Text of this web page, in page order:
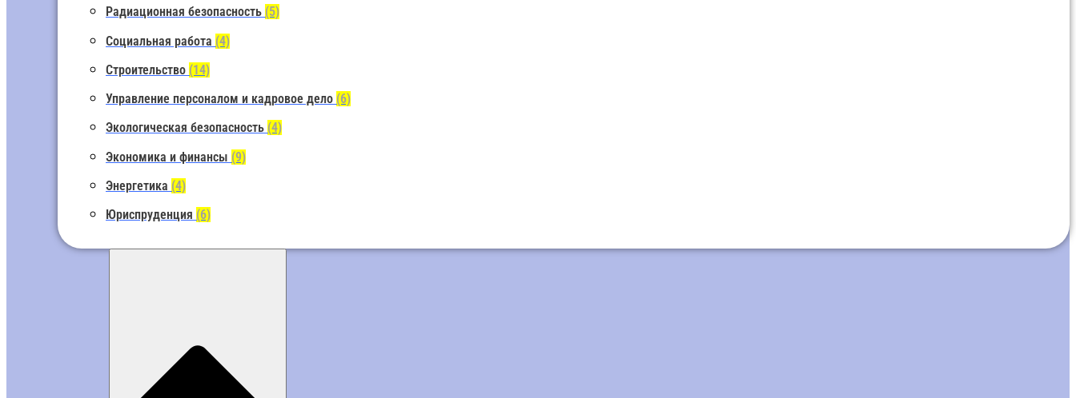
Радиационная безопасность (5)
Социальная работа (4)
Строительство (14)
Управление персоналом и кадровое дело (6)
Экологическая безопасность (4)
Экономика и финансы (9)
Энергетика (4)
Юриспруденция (6)